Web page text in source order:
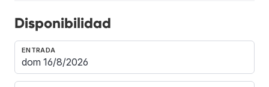
Disponibilidad
ENTRADA